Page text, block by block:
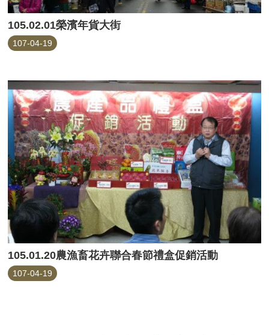
105.02.01榮濱年貨大街
107-04-19
105.01.20農漁畜花卉聯合春節禮盒促銷活動
107-04-19